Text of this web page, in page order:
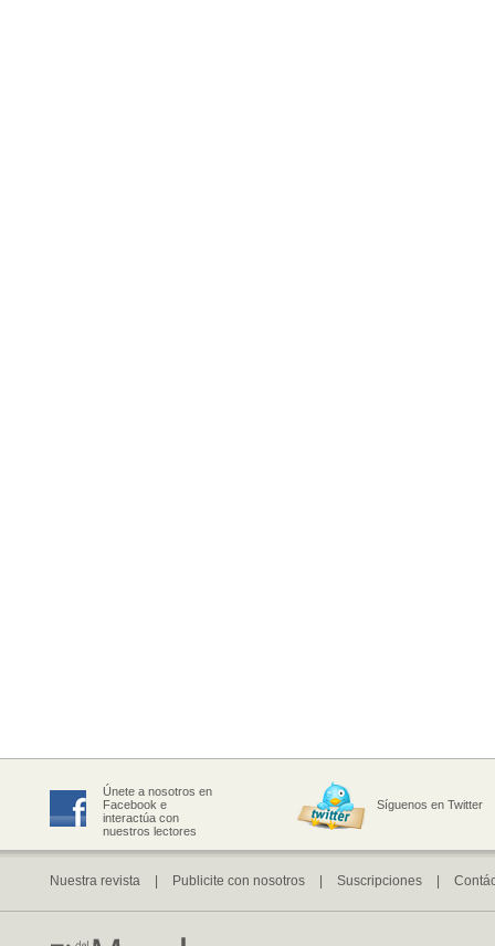
Únete a nosotros en
Facebook e
interactúa con
nuestros lectores
Síguenos en Twitter
Nuestra revista Publicite con nosotros Suscripciones